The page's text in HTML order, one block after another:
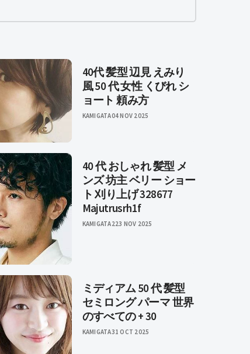
40代 髪型 辺見 えみり
風 50 代 女性 くびれ シ
ョート 頼み方
KAMIGATA04 NOV 2025
40 代 おしゃれ 髪型 メ
ンズ 坊主 ベリー ショー
ト 刈り上げ 328677
Majutrusrh1f
KAMIGATA223 NOV 2025
ミディアム 50 代 髪型
セミロング パーマ 世界
のすべての + 30
KAMIGATA31 OCT 2025